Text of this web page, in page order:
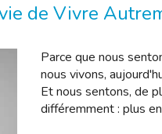
de Vivre
Parce que nous
nous vivons,
Et nous sentons, de
différemment : plus